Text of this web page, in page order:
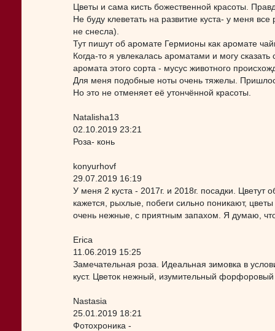
Цветы и сама кисть божественной красоты.
Не буду клеветать на развитие куста- у меня
не снесла).
Тут пишут об аромате Гермионы как аромате
Когда-то я увлекалась ароматами и могу
аромата этого сорта - мусус животного
Для меня подобные ноты очень тяжелы.
Но это не отменяет её утончённой красоты.
Natalisha13
02.10.2019 23:21
Роза- конь
konyurhovf
29.07.2019 16:19
У меня 2 куста - 2017г. и 2018г. посадки.
кажется, рыхлые, побеги сильно поникают,
очень нежные, с приятным запахом. Я думаю,
Erica
11.06.2019 15:25
Замечательная роза. Идеальная зимовка в
куст. Цветок нежный, изумительный
Nastasia
25.01.2019 18:21
Фотохроника -